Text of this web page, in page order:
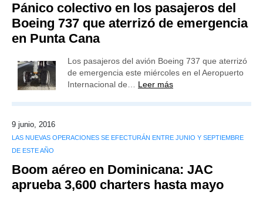
Pánico colectivo en los pasajeros del
Boeing 737 que aterrizó de emergencia
en Punta Cana
Los pasajeros del avión Boeing 737 que aterrizó
de emergencia este miércoles en el Aeropuerto
Internacional de… Leer más
9 junio, 2016
LAS NUEVAS OPERACIONES SE EFECTURÁN ENTRE JUNIO Y SEPTIEMBRE
DE ESTE AÑO
Boom aéreo en Dominicana: JAC
aprueba 3,600 charters hasta mayo